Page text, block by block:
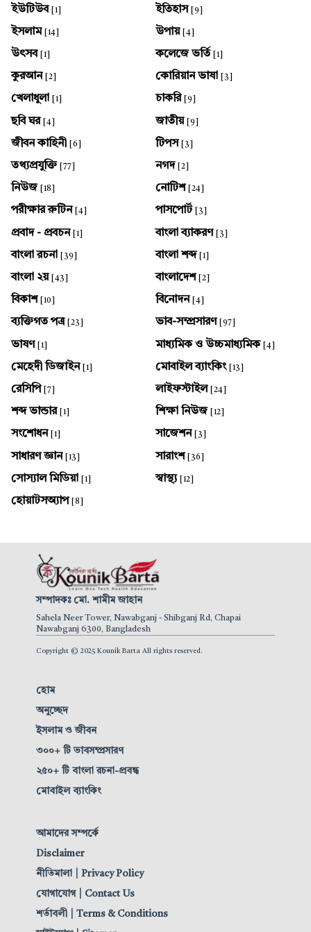
ইউটিউব [1] ইতিহাস [9]
ইসলাম [14] উপায় [4]
উৎসব [1] কলেজে ভর্তি [1]
কুরআন [2] কোরিয়ান ভাষা [3]
খেলাধুলা [1] চাকরি [9]
ছবি ঘর [4] জাতীয় [9]
জীবন কাহিনী [6] টিপস [3]
তথ্যপ্রযুক্তি [77] নগদ [2]
নিউজ [18] নোটিশ [24]
পরীক্ষার রুটিন [4] পাসপোর্ট [3]
প্রবাদ - প্রবচন [1] বাংলা ব্যাকরণ [3]
বাংলা রচনা [39] বাংলা শব্দ [1]
বাংলা ২য় [43] বাংলাদেশ [2]
বিকাশ [10] বিনোদন [4]
ব্যক্তিগত পত্র [23] ভাব-সম্প্রসারণ [97]
ভাষণ [1] মাধ্যমিক ও উচ্চমাধ্যমিক [4]
মেহেদী ডিজাইন [1] মোবাইল ব্যাংকিং [13]
রেসিপি [7] লাইফস্টাইল [24]
শব্দ ভান্ডার [1] শিক্ষা নিউজ [12]
সংশোধন [1] সাজেশন [3]
সাধারণ জ্ঞান [13] সারাংশ [36]
সোস্যাল মিডিয়া [1] স্বাস্থ্য [12]
হোয়াটসঅ্যাপ [8]
সম্পাদকঃ মো. শামীম জাহান
Sahela Neer Tower, Nawabganj - Shibganj Rd, Chapai
Nawabganj 6300, Bangladesh
Copyright © 2025 Kounik Barta All rights reserved.
হোম
অনুচ্ছেদ
ইসলাম ও জীবন
৩০০+ টি ভাবসম্প্রসারণ
২৫০+ টি বাংলা রচনা-প্রবন্ধ
মোবাইল ব্যাংকিং
আমাদের সম্পর্কে
Disclaimer
নীতিমালা | Privacy Policy
যোগাযোগ | Contact Us
শর্তাবলী | Terms & Conditions